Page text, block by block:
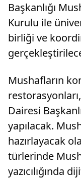
Başkanlığı
Kurulu ile
birliği ve
Mushafların
Dairesi
yapılacak.
hazırlayacak
türlerinde
yazıcılığında